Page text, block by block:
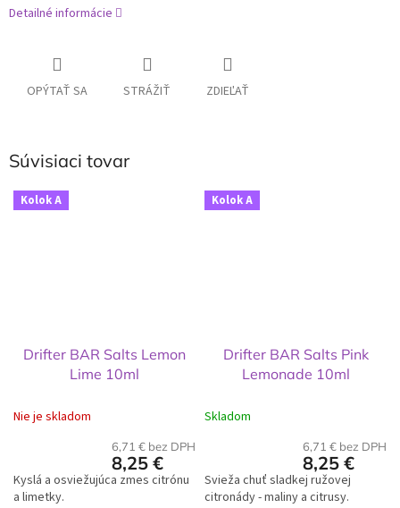
Detailné informácie
OPÝTAŤ SA STRÁŽIŤ ZDIEĽAŤ
Súvisiaci tovar
Kolok A
Drifter BAR Salts Lemon
Lime 10ml
Nie je skladom
6,71 € bez DPH
8,25 €
Kyslá a osviežujúca zmes citrónu
a limetky.
Kolok A
Drifter BAR Salts Pink
Lemonade 10ml
Skladom
6,71 € bez DPH
8,25 €
Svieža chuť sladkej ružovej
citronády - maliny a citrusy.